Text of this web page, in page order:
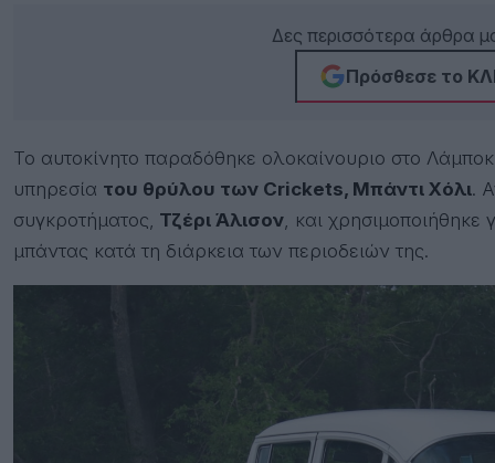
Δες περισσότερα άρθρα
Πρόσθεσε το
Το αυτοκίνητο παραδόθηκε ολοκαίνουριο στο
υπηρεσία του θρύλου των Crickets, Μπάντι Χόλι.
συγκροτήματος, Τζέρι Άλισον, και χρησιμοποιήθηκε
μπάντας κατά τη διάρκεια των περιοδειών της.